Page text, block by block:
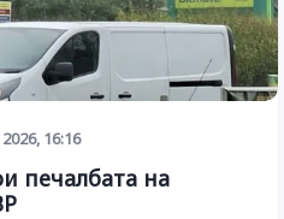
16:16
печалбата на